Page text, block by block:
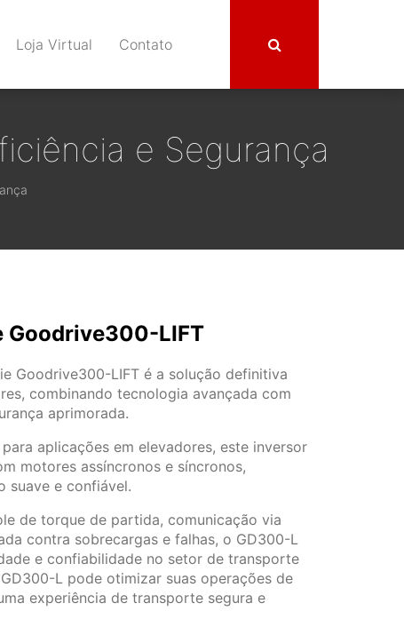
Loja Virtual Contato
e Segurança
Goodrive300-LIFT
Goodrive300-LIFT é a solução definitiva
combinando tecnologia avançada com
aprimorada.
aplicações em elevadores, este inversor
motores assíncronos e síncronos,
suave e confiável.
de torque de partida, comunicação via
contra sobrecargas e falhas, o GD300-L
e confiabilidade no setor de transporte
L pode otimizar suas operações de
experiência de transporte segura e